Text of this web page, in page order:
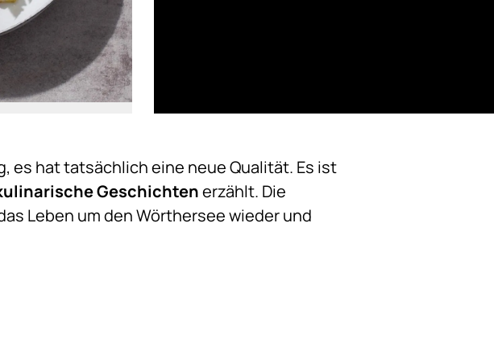
es hat tatsächlich eine neue Qualität. Es ist
Geschichtenerzählt. Die
Leben um den Wörthersee wieder und